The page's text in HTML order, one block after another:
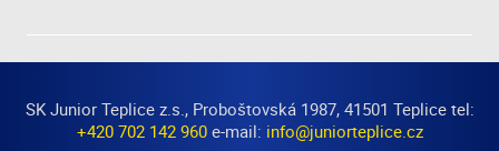
SK Junior Teplice z.s., Proboštovská 1987, 41501 Teplice tel:
+420 702 142 960e-mail: info@juniorteplice.cz